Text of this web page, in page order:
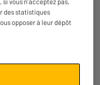
des statistiques
opposer à leur dépôt